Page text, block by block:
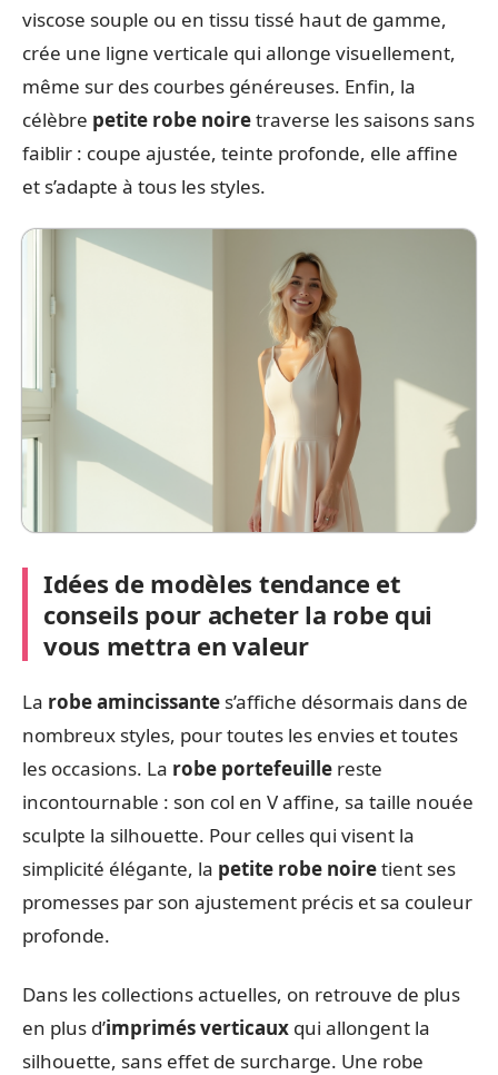
viscose souple ou en tissu tissé haut de gamme,
crée une ligne verticale qui allonge visuellement,
même sur des courbes généreuses. Enfin, la
célèbre petite robe noiretraverse les saisons sans
faiblir : coupe ajustée, teinte profonde, elle affine
et s’adapte à tous les styles.
Idées de modèles tendance et
conseils pour acheter la robe qui
vous mettra en valeur
La robe amincissante s’affiche désormais dans de
nombreux styles, pour toutes les envies et toutes
les occasions. La robe portefeuille reste
incontournable : son col en V affine, sa taille nouée
sculpte la silhouette. Pour celles qui visent la
simplicité élégante, la petite robe noiretient ses
promesses par son ajustement précis et sa couleur
profonde.
Dans les collections actuelles, on retrouve de plus
en plus d’imprimés verticaux qui allongent la
silhouette, sans effet de surcharge. Une robe